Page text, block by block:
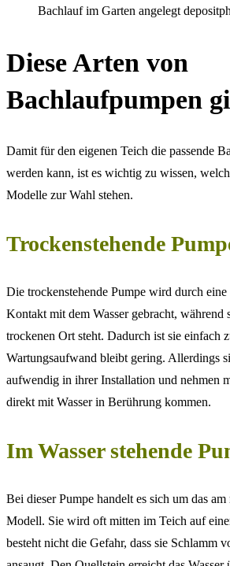
Bachlauf im Garten angelegt
Diese Arten von
Bachlaufpumpen
Damit für den eigenen Teich die passende
werden kann, ist es wichtig zu wissen,
Modelle zur Wahl stehen.
Trockenstehende
Die trockenstehende Pumpe wird durch
Kontakt mit dem Wasser gebracht, während
trockenen Ort steht. Dadurch ist sie einfach
Wartungsaufwand bleibt gering. Allerdings
aufwendig in ihrer Installation und nehmen
direkt mit Wasser in Berührung kommen.
Im Wasser stehende
Bei dieser Pumpe handelt es sich um das
Modell. Sie wird oft mitten im Teich auf
besteht nicht die Gefahr, dass sie Schlamm